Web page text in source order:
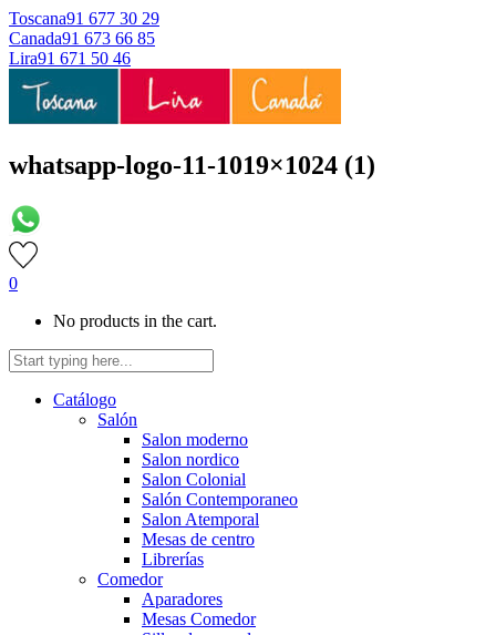
Toscana91 677 30 29
Canada91 673 66 85
Lira91 671 50 46
whatsapp-logo-11-1019×1024 (1)
0
No products in the cart.
Catálogo
Salón
Salon moderno
Salon nordico
Salon Colonial
Salón Contemporaneo
Salon Atemporal
Mesas de centro
Librerías
Comedor
Aparadores
Mesas Comedor